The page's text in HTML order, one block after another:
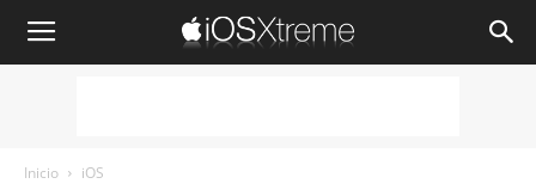
iOSXtreme
Inicio iOS